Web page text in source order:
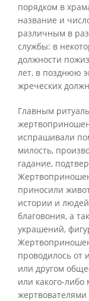
порядком в
название и
различным в
службы: в
должности
лет, в позднюю
жреческих
Главным
испрашивали
милость,
гадание,
приносили
истории и
благовония, а
украшений,
проводилось от
или другом
или какого-либо